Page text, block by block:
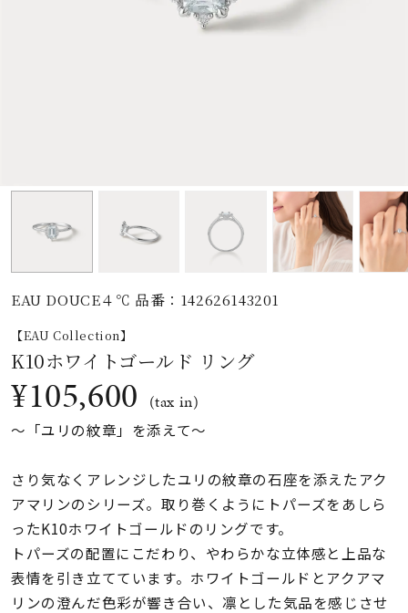
すべてのジュエリー
誕生石
石の色
ファッションテイス
ト
コレクション
レディース
リングサイズ
～
EAU DOUCE４℃ 品番：142626143201
【EAU Collection】
K10ホワイトゴールド リング
¥105,600 (tax in)
〜「ユリの紋章」を添えて〜
さり気なくアレンジしたユリの紋章の石座を添えたアク
アマリンのシリーズ。取り巻くようにトパーズをあしら
ったK10ホワイトゴールドのリングです。
トパーズの配置にこだわり、やわらかな立体感と上品な
表情を引き立てています。ホワイトゴールドとアクアマ
リンの澄んだ色彩が響き合い、凛とした気品を感じさせ